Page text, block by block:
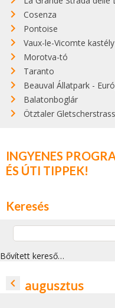
Cosenza
Pontoise
Vaux-le-Vicomte kastély
Morotva-tó
Taranto
Beauval Állatpark -
Balatonboglár
Ötztaler
INGYENES
ÉS ÚTI TIPPEK!
Keresés
Bővített kereső…
navigate_before augusztus